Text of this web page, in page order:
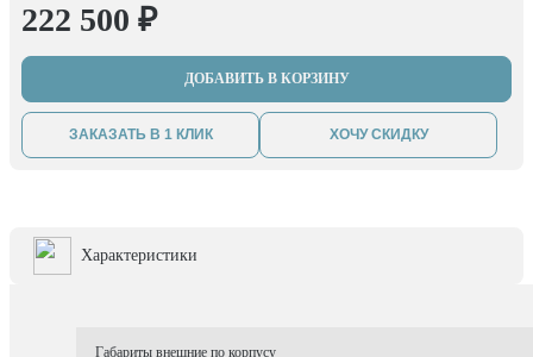
222 500 ₽
ДОБАВИТЬ В КОРЗИНУ
ЗАКАЗАТЬ В 1 КЛИК ХОЧУ СКИДКУ
Характеристики
Габариты внешние по корпусу